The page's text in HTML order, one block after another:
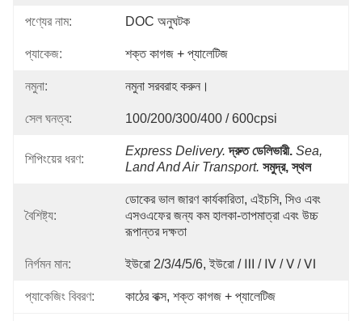
পণ্যের নাম: DOC অনুঘটক
প্যাকেজ: শক্ত কাগজ + প্যালেটিজ
নমুনা: নমুনা সরবরাহ করুন।
সেল ঘনত্ব: 100/200/300/400 / 600cpsi
শিপিংয়ের ধরণ:
Express Delivery. দ্রুত ডেলিভারী. Sea,
Land And Air Transport. সমুদ্র, স্থল
বৈশিষ্ট্য:
ডোকের ভাল জারণ কার্যকারিতা, এইচসি, সিও এবং
এসওএফের জন্য কম হালকা-তাপমাত্রা এবং উচ্চ
রূপান্তর দক্ষতা
নির্গমন মান: ইউরো 2/3/4/5/6, ইউরো / Ⅲ / Ⅳ / Ⅴ / Ⅵ
প্যাকেজিং বিবরণ: কাঠের বাক্স, শক্ত কাগজ + প্যালেটিজ